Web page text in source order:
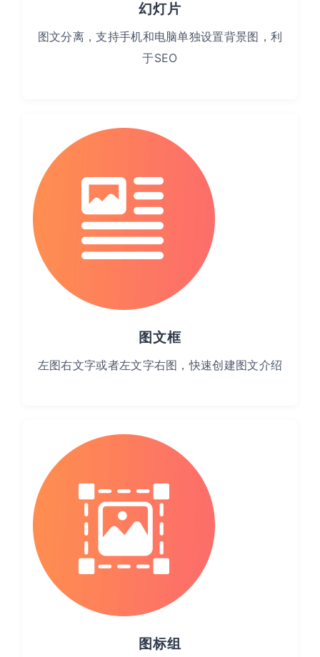
幻灯片
图文分离，支持手机和电脑单独设置背景图，利
于SEO
图文框
左图右文字或者左文字右图，快速创建图文介绍
图标组